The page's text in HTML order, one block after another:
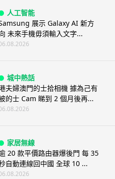
人工智能
展示 Galaxy AI 新方
未來手機毋須輸入文字...
城中熱話
夫婦澳門的士拾相機 據為己有
的士 Cam 睇到 2 個月後再...
家居無線
20 款平價路由器爆後門 每 35
自動連線回中國 全球 10 ...